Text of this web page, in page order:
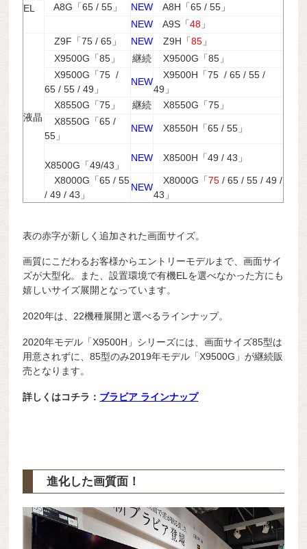
EL
A8G「65 / 55」 NEW A8H「65 / 55」
NEW A9S「48 」
液晶
Z9F「75 / 65」 NEW Z9H「85 」
X9500G「85」
継続
X9500G「85」
X9500G「75 /
65 / 55 / 49」
NEW
X9500H「75 / 65 / 55 /
49」
X8550G「75」
継続
X8550G「75」
X8550G「65 /
55」
NEW X8550H「65 / 55」
X8500G「49/43」
NEW X8500H「49 / 43」
X8000G「65 / 55
/ 49 / 43」
NEW
X8000G「75 / 65 / 55 / 49 /
43」
表の赤字が新しく追加された画面サイズ。
画質にこだわるお客様からエントリーモデルまで、画面サイ
ズが大型化。また、設置環境で有機ELを選べなかった方にも
嬉しいサイズ展開となっています。
2020年は、22機種展開と選べるラインナップ。
2020年モデル「X9500H」シリーズには、画面サイズ85型は
用意されずに、85型のみ2019年モデル「X9500G」が継続販
売となります。
詳しくはコチラ： ブラビア ラインナップ
進化した画質面！